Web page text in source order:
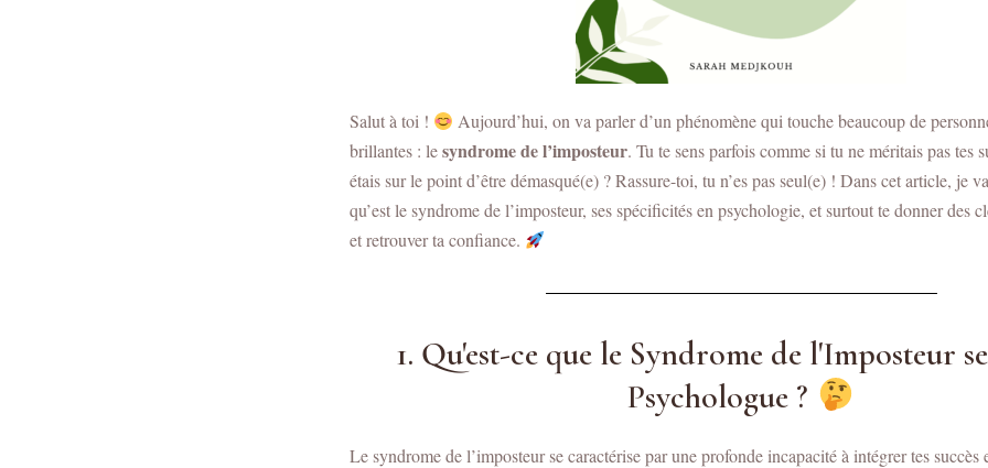
Salut à toi !
Aujourd’hui, on va parler d’un phénomène qui touche beaucoup de
brillantes : lesyndrome de l’imposteur. Tu te sens parfois comme si tu ne méritais pas tes
étais sur le point d’être démasqué(e) ? Rassure-toi, tu n’es pas seul(e) ! Dans cet article, je
qu’est le syndrome de l’imposteur, ses spécificités en psychologie, et surtout te donner des
et retrouver ta confiance.
1. Qu'est-ce que le Syndrome de l'Imposteur
Psychologue ?
Le syndrome de l’imposteur se caractérise par une profonde incapacité à intégrer tes succès